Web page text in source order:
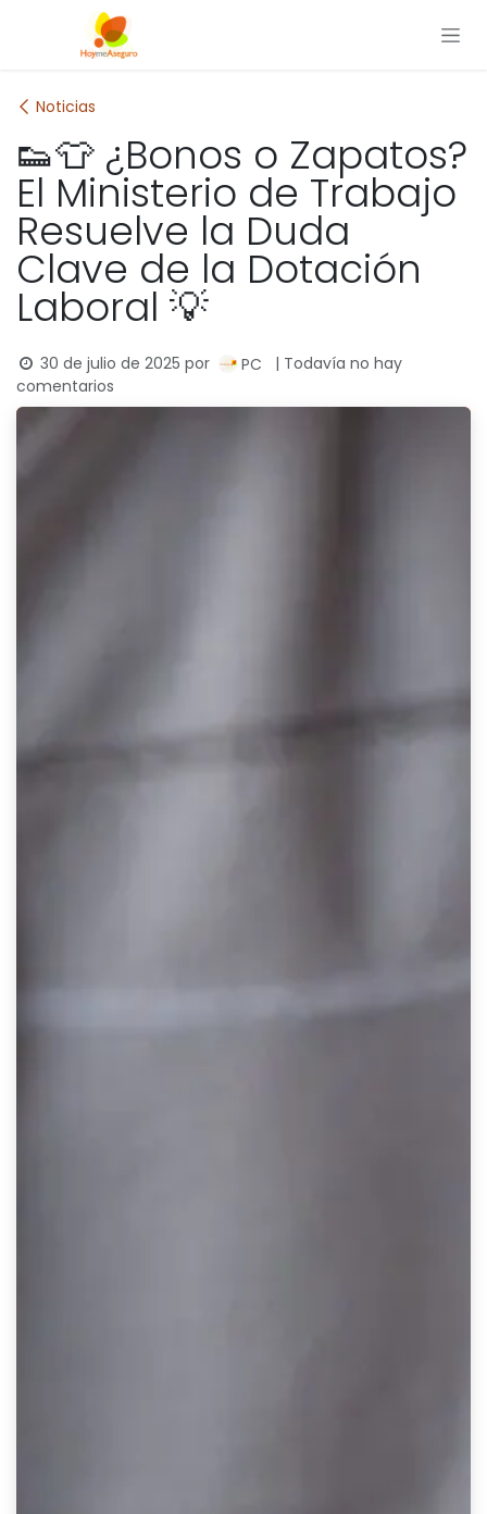
Ir al contenido
Noticias
👟👕 ¿Bonos o Zapatos?
El Ministerio de Trabajo
Resuelve la Duda
Clave de la Dotación
Laboral 💡
30 de julio de 2025 por PC
| Todavía no hay
comentarios